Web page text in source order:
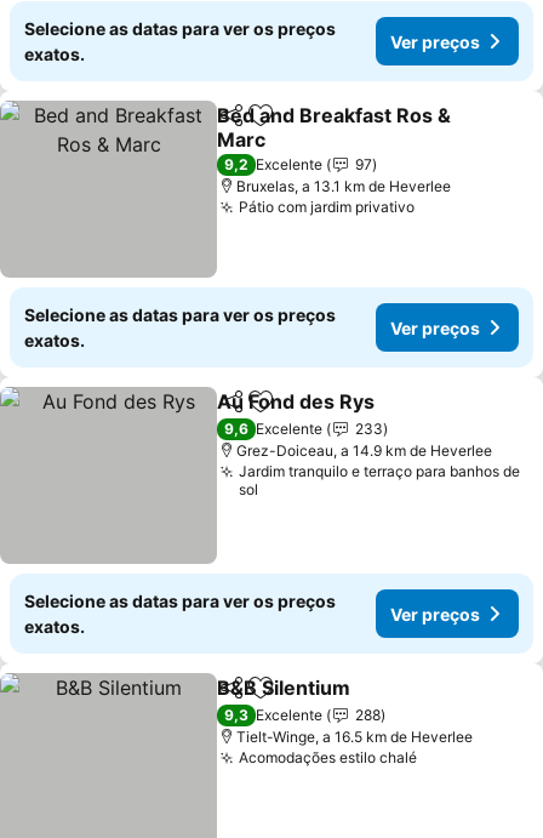
Selecione as datas para ver os preços
exatos.
Ver preços
PartilharAdicionar aos favoritos
Bed and Breakfast Ros &
Marc
Ver preços
9,2 Excelente
97
Bruxelas, a 13.1 km de Heverlee
Pátio com jardim privativoVer preços
Selecione as datas para ver os preços
exatos.
Ver preços
PartilharAdicionar aos favoritos
Au Fond des Rys
9,6 Excelente
233
Grez-Doiceau, a 14.9 km de Heverlee
Jardim tranquilo e terraço para banhos de
sol
Selecione as datas para ver os preços
exatos.
Ver preços
PartilharAdicionar aos favoritos
B&B Silentium
9,3 Excelente
288
Tielt-Winge, a 16.5 km de Heverlee
Acomodações estilo chaléVer preços